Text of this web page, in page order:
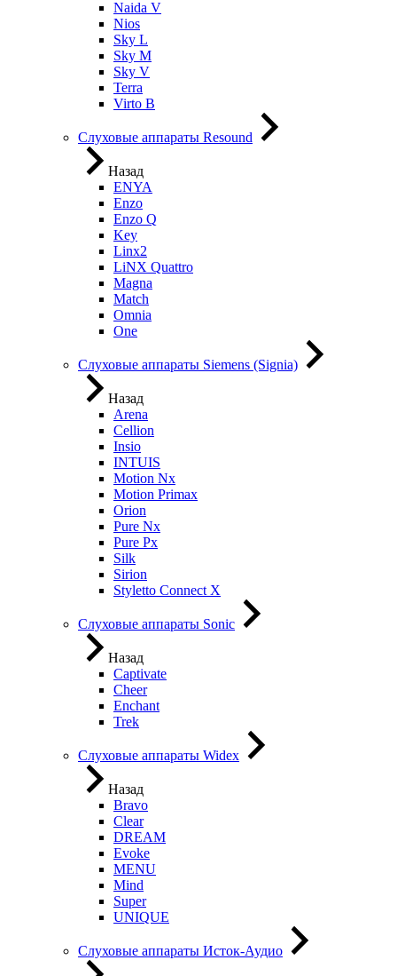
Naida V
Nios
Sky L
Sky M
Sky V
Terra
Virto B
Слуховые аппараты Resound
Назад
ENYA
Enzo
Enzo Q
Key
Linx2
LiNX Quattro
Magna
Match
Omnia
One
Слуховые аппараты Siemens (Signia)
Назад
Arena
Cellion
Insio
INTUIS
Motion Nx
Motion Primax
Orion
Pure Nx
Pure Px
Silk
Sirion
Styletto Connect X
Слуховые аппараты Sonic
Назад
Captivate
Cheer
Enchant
Trek
Слуховые аппараты Widex
Назад
Bravo
Clear
DREAM
Evoke
MENU
Mind
Super
UNIQUE
Слуховые аппараты Исток-Аудио